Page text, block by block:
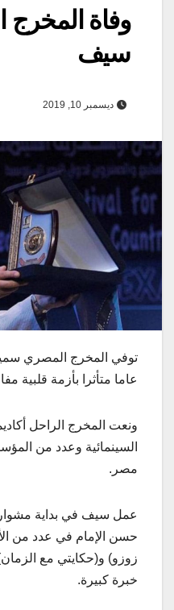
وفاة
سيف
ديسمبر 10, 2019
عاما متأثرا بأزمة قلبية
ونعت المخرج الراحل
السينمائية وعدد من
مصر.
عمل سيف في بداية
حسن الإمام في عدد من
زوزو) و(حكايتي مع
خبرة كبيرة.